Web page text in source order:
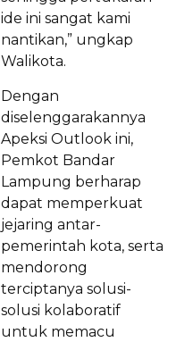
ide ini sangat kami
nantikan,” ungkap
Walikota.
Dengan
diselenggarakannya
Apeksi Outlook ini,
Pemkot Bandar
Lampung berharap
dapat memperkuat
jejaring antar-
pemerintah kota, serta
mendorong
terciptanya solusi-
solusi kolaboratif
untuk memacu